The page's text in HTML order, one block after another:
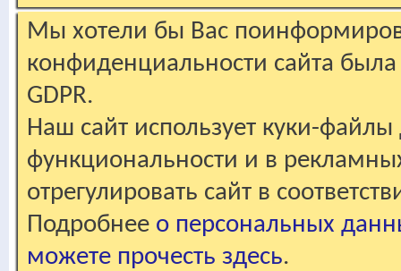
Мы хотели бы Вас
конфиденциальности сайта
GDPR.
Наш сайт использует куки-файлы
функциональности и в
отрегулировать сайт в
Подробнее о персональных
можете прочесть здесь.